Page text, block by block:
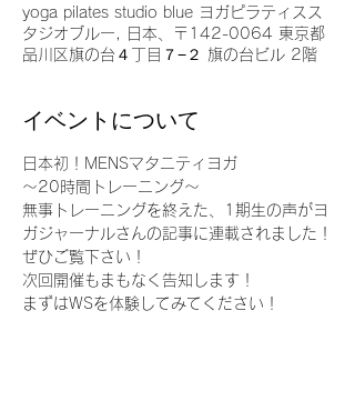
yoga pilates studio blue ヨガピラティスス
タジオブルー, 日本、〒142-0064 東京都
品川区旗の台４丁目７−２ 旗の台ビル 2階
イベントについて
日本初！MENSマタニティヨガ
〜20時間トレーニング〜
無事トレーニングを終えた、1期生の声がヨ
ガジャーナルさんの記事に連載されました！
ぜひご覧下さい！
次回開催もまもなく告知します！
まずはWSを体験してみてください！